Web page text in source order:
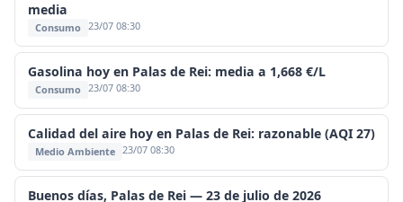
media
Consumo 23/07 08:30
Gasolina hoy en Palas de Rei: media a 1,668 €/L
Consumo 23/07 08:30
Calidad del aire hoy en Palas de Rei: razonable (AQI 27)
Medio Ambiente 23/07 08:30
Buenos días, Palas de Rei — 23 de julio de 2026